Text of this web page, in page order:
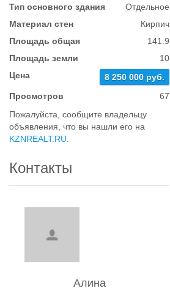
Тип основного здания
Отдельное
Материал стен
Кирпич
Площадь общая
141.9
Площадь земли
10
Цена
8 250 000 руб.
Просмотров
67
Пожалуйста, сообщите владельцу
объявления, что вы нашли его на
KZNREALT.RU
Контакты
Алина